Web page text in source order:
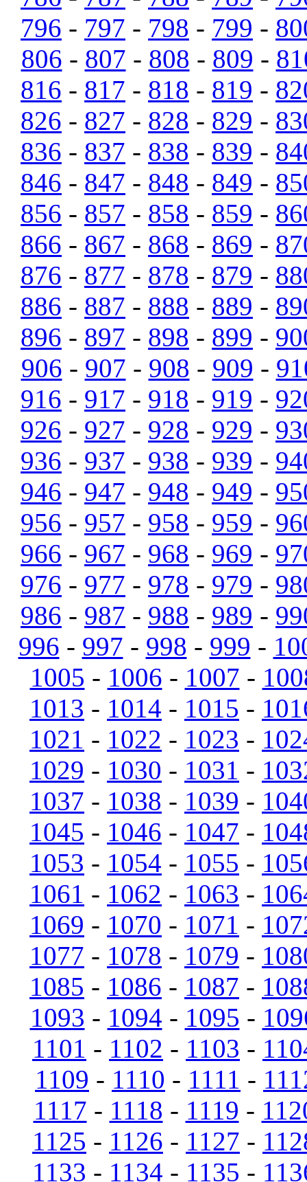
796 - 797 - 798 - 799 -
806 - 807 - 808 - 809 -
816 - 817 - 818 - 819 -
826 - 827 - 828 - 829 -
836 - 837 - 838 - 839 -
846 - 847 - 848 - 849 -
856 - 857 - 858 - 859 -
866 - 867 - 868 - 869 -
876 - 877 - 878 - 879 -
886 - 887 - 888 - 889 -
896 - 897 - 898 - 899 -
906 - 907 - 908 - 909 -
916 - 917 - 918 - 919 -
926 - 927 - 928 - 929 -
936 - 937 - 938 - 939 -
946 - 947 - 948 - 949 -
956 - 957 - 958 - 959 -
966 - 967 - 968 - 969 -
976 - 977 - 978 - 979 -
986 - 987 - 988 - 989 -
996 - 997 - 998 - 999 -
1005 - 1006 - 1007 -
1013 - 1014 - 1015 -
1021 - 1022 - 1023 -
1029 - 1030 - 1031 -
1037 - 1038 - 1039 -
1045 - 1046 - 1047 -
1053 - 1054 - 1055 -
1061 - 1062 - 1063 -
1069 - 1070 - 1071 -
1077 - 1078 - 1079 -
1085 - 1086 - 1087 -
1093 - 1094 - 1095 -
1101 - 1102 - 1103 -
1109 - 1110 - 1111 -
1117 - 1118 - 1119 -
1125 - 1126 - 1127 -
1133 - 1134 - 1135 -